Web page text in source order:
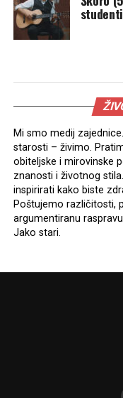
Mi smo medij
starosti – živimo.
obiteljske i mirovinske
znanosti i životnog
inspirirati kako biste
Poštujemo različitosti,
argumentiranu
Jako stari.